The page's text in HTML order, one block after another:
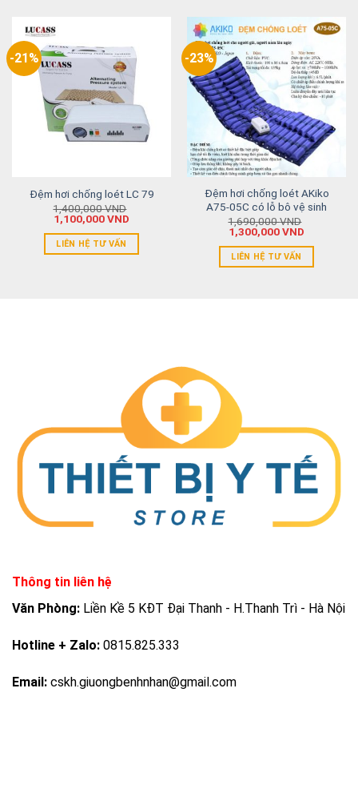
-21%
Đệm hơi chống loét LC 79
1,400,000VND
1,100,000VND
LIÊN HỆ TƯ VẤN
-23%
Đệm hơi chống loét AKiko
A75-05C có lỗ bô vệ sinh
1,690,000VND
1,300,000VND
LIÊN HỆ TƯ VẤN
Thông tin liên hệ
Văn Phòng: Liền Kề 5 KĐT Đại Thanh - H.Thanh Trì - Hà Nội
Hotline + Zalo: 0815.825.333
Email: cskh.giuongbenhnhan@gmail.com